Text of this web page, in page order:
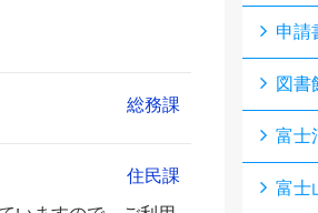
総務課
住民課
申請
図書
富士
富士